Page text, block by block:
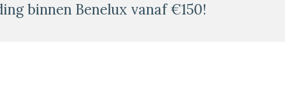
binnen Benelux vanaf €150!